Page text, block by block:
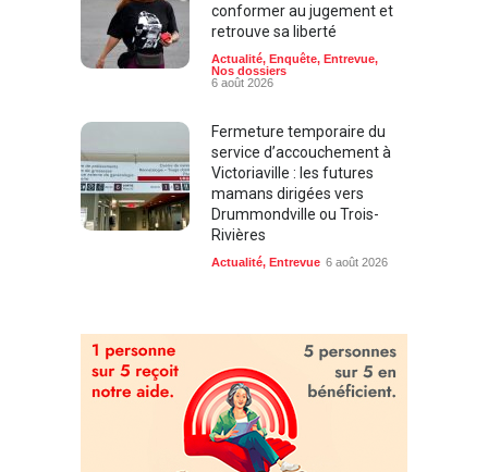
conformer au jugement et
retrouve sa liberté
Actualité, Enquête, Entrevue,
Nos dossiers
6 août 2026
Fermeture temporaire du
service d’accouchement à
Victoriaville : les futures
mamans dirigées vers
Drummondville ou Trois-
Rivières
Actualité, Entrevue 6 août 2026